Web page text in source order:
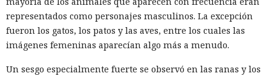
representados como personajes masculinos. La excepción
fueron los gatos, los patos y las aves, entre los cuales las
imágenes femeninas aparecían algo más a menudo.
Un sesgo especialmente fuerte se observó en las ranas y los